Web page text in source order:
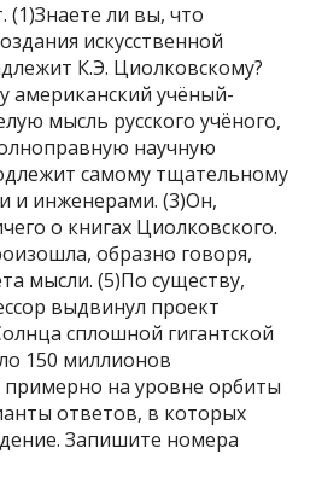
(1)Знаете ли вы, что
искусственной
К.Э. Циолковскому?
американский учёный-
мысль русского учёного,
научную
самому тщательному
и инженерами. (3)Он,
о книгах Циолковского.
образно говоря,
мысли. (5)По существу,
выдвинул проект
сплошной гигантской
150 миллионов
примерно на уровне орбиты
ответов, в которых
Запишите номера